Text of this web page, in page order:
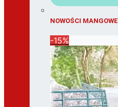
NOWOŚCI MANGOWE
-15%